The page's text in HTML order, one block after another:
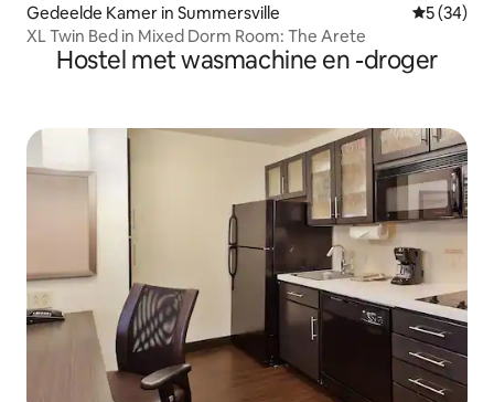
Gedeelde Kamer in Summersville
5 (34)
XL Twin Bed in Mixed Dorm Room: The Arete
Hostel met wasmachine en -droger